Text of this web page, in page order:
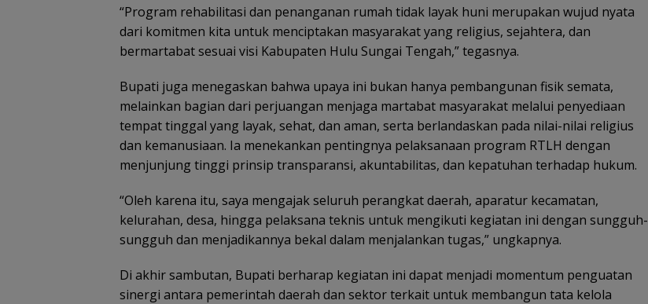
“Program rehabilitasi dan penanganan rumah tidak layak huni merupakan wujud nyata
dari komitmen kita untuk menciptakan masyarakat yang religius, sejahtera, dan
bermartabat sesuai visi Kabupaten Hulu Sungai Tengah,” tegasnya.
Bupati juga menegaskan bahwa upaya ini bukan hanya pembangunan fisik semata,
melainkan bagian dari perjuangan menjaga martabat masyarakat melalui penyediaan
tempat tinggal yang layak, sehat, dan aman, serta berlandaskan pada nilai-nilai religius
dan kemanusiaan. Ia menekankan pentingnya pelaksanaan program RTLH dengan
menjunjung tinggi prinsip transparansi, akuntabilitas, dan kepatuhan terhadap hukum.
“Oleh karena itu, saya mengajak seluruh perangkat daerah, aparatur kecamatan,
kelurahan, desa, hingga pelaksana teknis untuk mengikuti kegiatan ini dengan sungguh-
sungguh dan menjadikannya bekal dalam menjalankan tugas,” ungkapnya.
Di akhir sambutan, Bupati berharap kegiatan ini dapat menjadi momentum penguatan
sinergi antara pemerintah daerah dan sektor terkait untuk membangun tata kelola